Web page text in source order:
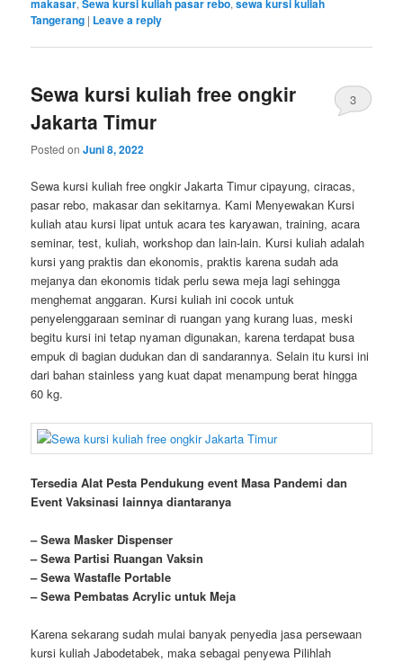
makasar Sewa kursi kuliah pasar rebo sewa kursi kuliah
Tangerang | Leave a reply
Sewa kursi kuliah free ongkir
Jakarta Timur
Posted onJuni 8, 2022
3
Sewa kursi kuliah free ongkir Jakarta Timur cipayung, ciracas,
pasar rebo, makasar dan sekitarnya. Kami Menyewakan Kursi
kuliah atau kursi lipat untuk acara tes karyawan, training, acara
seminar, test, kuliah, workshop dan lain-lain. Kursi kuliah adalah
kursi yang praktis dan ekonomis, praktis karena sudah ada
mejanya dan ekonomis tidak perlu sewa meja lagi sehingga
menghemat anggaran. Kursi kuliah ini cocok untuk
penyelenggaraan seminar di ruangan yang kurang luas, meski
begitu kursi ini tetap nyaman digunakan, karena terdapat busa
empuk di bagian dudukan dan di sandarannya. Selain itu kursi ini
dari bahan stainless yang kuat dapat menampung berat hingga
60 kg.
Tersedia Alat Pesta Pendukungevent Masa Pandemi dan
Event Vaksinasi lainnya diantaranya
– Sewa Masker Dispenser
– Sewa Partisi Ruangan Vaksin
– Sewa Wastafle Portable
– Sewa Pembatas Acrylic untuk Meja
Karena sekarang sudah mulai banyak penyedia jasa persewaan
kursi kuliah Jabodetabek, maka sebagai penyewa Pilihlah